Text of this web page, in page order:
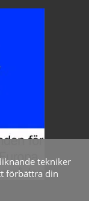
tekniker
förbättra din